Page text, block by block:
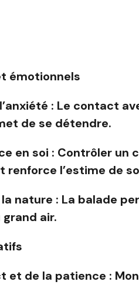
émotionnels
: Le contact
de se détendre.
en soi : Contrôler un
renforce l’estime de
nature : La balade
air.
et de la patience :